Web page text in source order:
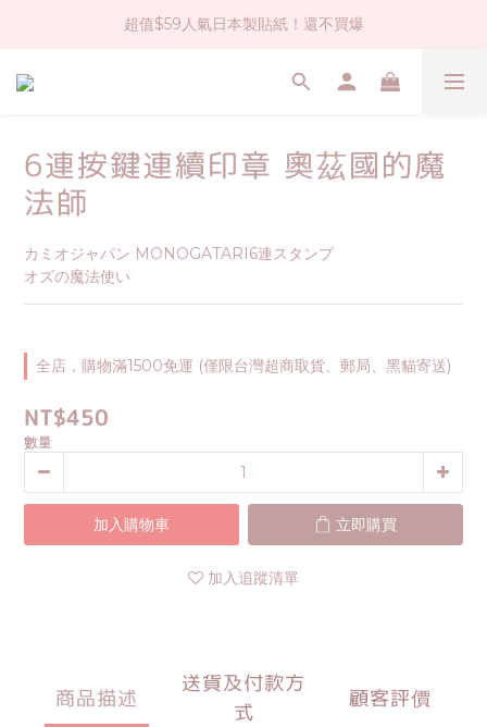
社群大人氣！各種有趣的打洞器
超值$59人氣日本製貼紙！還不買爆
全店$1500免運(台灣地區)
6連按鍵連續印章 奧茲國的魔
法師
カミオジャパン MONOGATARI6連スタンプ
オズの魔法使い
全店，購物滿1500免運 (僅限台灣超商取貨、郵局、黑貓寄送)
NT$450
數量
加入購物車 立即購買
加入追蹤清單
商品描述
送貨及付款方
式
顧客評價